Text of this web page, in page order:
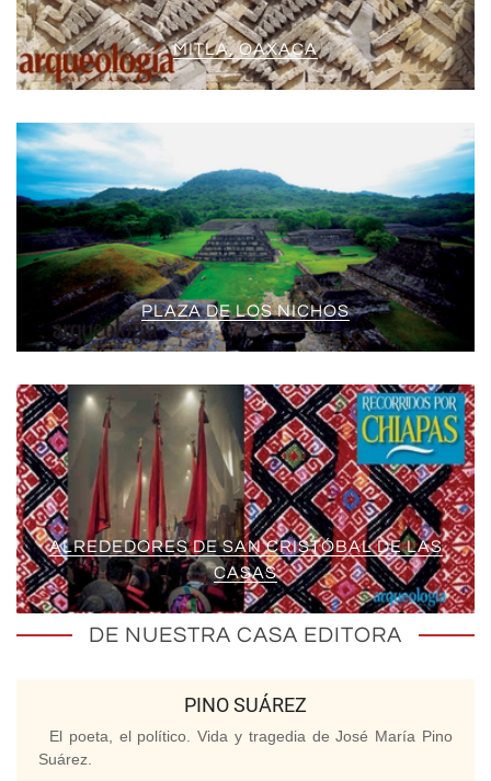
MITLA, OAXACA
PLAZA DE LOS NICHOS
ALREDEDORES DE SAN CRISTÓBAL DE LAS
CASAS
DE NUESTRA CASA EDITORA
PINO SUÁREZ
El poeta, el político. Vida y tragedia de José María Pino
Suárez.